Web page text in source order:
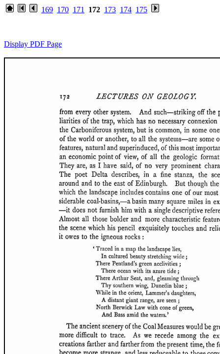
169 170 171 172 173 174 175
Display PDF Page